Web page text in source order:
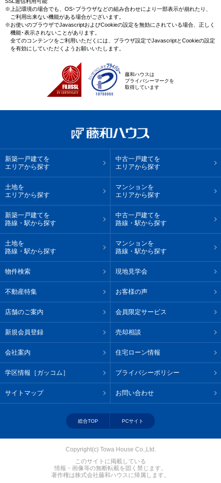
※上記環境の場合でも、OS･ブラウザなどの組み合わせにより一部表示が崩れたり、
ご利用出来ない機能がある場合がございます。
※お使いのブラウザでJavascriptおよびCookieの設定を無効にされている場合、正しく
機能･表示されないことがあります。
全てのコンテンツをご利用いただくには、ブラウザ設定でJavascriptとCookieの設定
を有効にしていただくようお願いいたします。
藤和ハウスは
プライバシーマークを
取得しています
新築一戸建てを
エリアから探す
中古一戸建てを
エリアから探す
土地を
エリアから探す
マンションを
エリアから探す
新築一戸建てを
路線・駅から探す
中古一戸建てを
路線・駅から探す
土地を
路線・駅から探す
マンションを
路線・駅から探す
物件検索 現地見学会
不動産特集 お客様の声
店舗のご案内 会員限定サービス
新規会員登録 売却相談
会社案内 住宅ローン情報
学区情報［ガッコム］ プライバシーポリシー
サイトマップ お問い合わせ
総合TOP PCサイト
Copyright(c) Towa House Co.,Ltd.
このサイトに掲載している
情報・画像等の無断転載を固く禁じます。
著作権は株式会社藤和ハウスに帰属します。